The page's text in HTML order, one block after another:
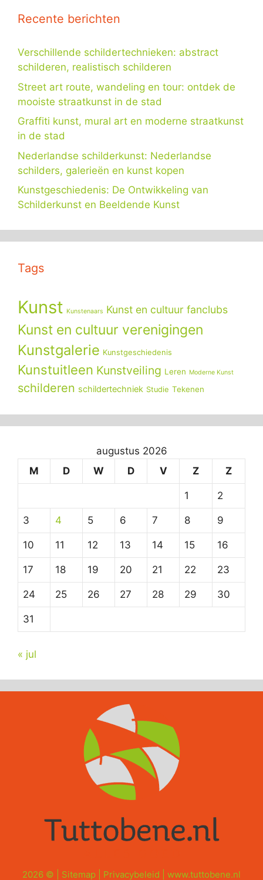
Recente berichten
Verschillende schildertechnieken: abstract
schilderen, realistisch schilderen
Street art route, wandeling en tour: ontdek de
mooiste straatkunst in de stad
Graffiti kunst, mural art en moderne straatkunst
in de stad
Nederlandse schilderkunst: Nederlandse
schilders, galerieën en kunst kopen
Kunstgeschiedenis: De Ontwikkeling van
Schilderkunst en Beeldende Kunst
Tags
Kunst Kunstenaars Kunst en cultuur fanclubs
Kunst en cultuur verenigingen
Kunstgalerie Kunstgeschiedenis
Kunstuitleen Kunstveiling Leren Moderne Kunst
schilderen schildertechniek Studie Tekenen
augustus 2026
M
D W D V Z Z
1 2
3 4 5 6 7 8 9
10 11 12 13 14 15 16
17 18 19 20 21 22 23
24 25 26 27 28 29 30
31
« jul
2026 © | Sitemap Privacybeleid www.tuttobene.nl